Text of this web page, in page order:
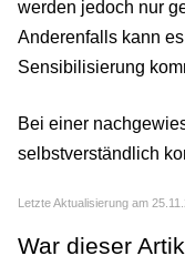
werden jedoch nur
Anderenfalls kann
Sensibilisierung
Bei einer
selbstverständlich
Letzte Aktualisierung am
War dieser